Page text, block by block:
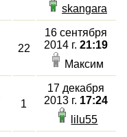
skangara
22
16 сентября
2014 г.21:19
Максим
1
17 декабря
2013 г. 17:24
lilu55